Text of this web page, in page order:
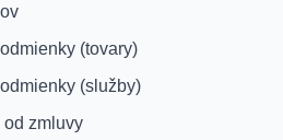
(tovary)
(služby)
od zmluvy